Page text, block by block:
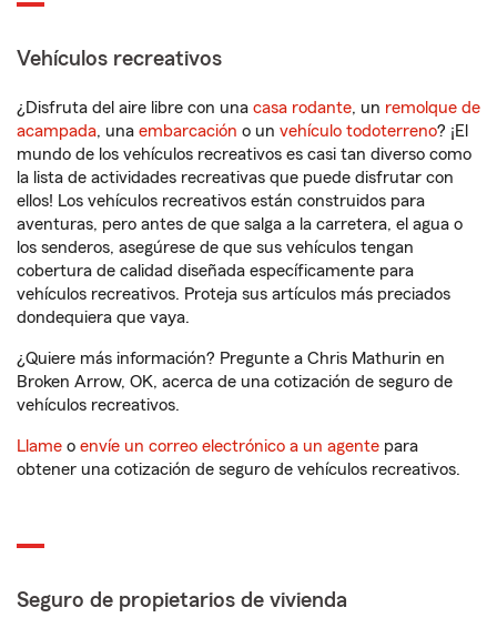
Vehículos recreativos
¿Disfruta del aire libre con una casa rodante, un remolque de
acampada, una embarcación o un vehículo todoterreno? ¡El
mundo de los vehículos recreativos es casi tan diverso como
la lista de actividades recreativas que puede disfrutar con
ellos! Los vehículos recreativos están construidos para
aventuras, pero antes de que salga a la carretera, el agua o
los senderos, asegúrese de que sus vehículos tengan
cobertura de calidad diseñada específicamente para
vehículos recreativos. Proteja sus artículos más preciados
dondequiera que vaya.
¿Quiere más información? Pregunte a Chris Mathurin en
Broken Arrow, OK, acerca de una cotización de seguro de
vehículos recreativos.
Llame o envíe un correo electrónico a un agente para
obtener una cotización de seguro de vehículos recreativos.
Seguro de propietarios de vivienda